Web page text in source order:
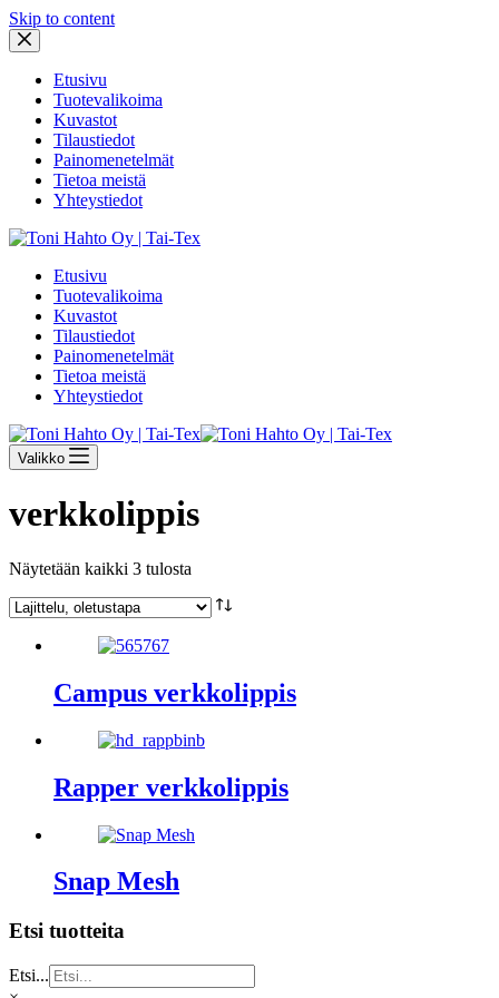
Skip to content
Etusivu
Tuotevalikoima
Kuvastot
Tilaustiedot
Painomenetelmät
Tietoa meistä
Yhteystiedot
Etusivu
Tuotevalikoima
Kuvastot
Tilaustiedot
Painomenetelmät
Tietoa meistä
Yhteystiedot
Valikko
verkkolippis
Näytetään kaikki 3 tulosta
Campus verkkolippis
Rapper verkkolippis
Snap Mesh
Etsi tuotteita
Etsi...